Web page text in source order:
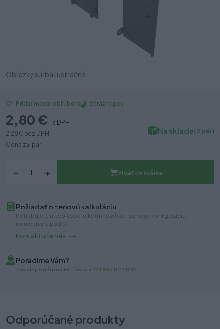
Obrázky sú iba ilustračné
Pridať medzi obľúbené Strážny pes
2,80 €
s DPH
2,28 € bez DPH
Cena za: pár
Na sklade(2 pár)
– + Vložiť do košíka
Požiadať o cenovú kalkuláciu
Potrebujete niečo špecifické (množstvo, rozmery, konfiguráciu,
doručenie a pod.)?
Kontaktujte nás
Poradíme Vám?
Zavolajte nám na tel. číslo: +421 905 824 844
Odporúčané produkty